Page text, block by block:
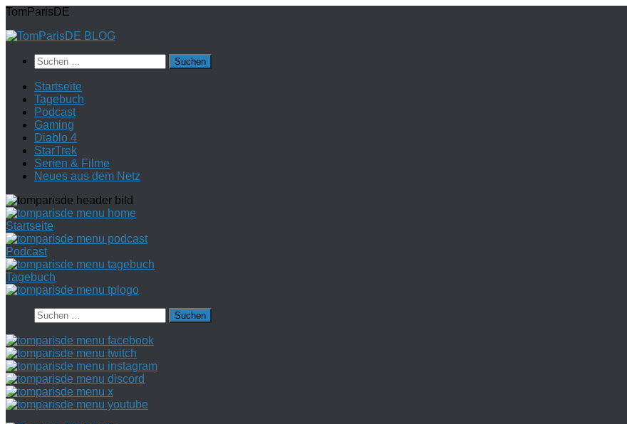
Zum
springen
TomParisDE
Suchen
nach:
Startseite
Tagebuch
Podcast
Gaming
Diablo 4
StarTrek
Serien & Filme
Neues aus dem Netz
Startseite
Podcast
Tagebuch
Suchen
nach: